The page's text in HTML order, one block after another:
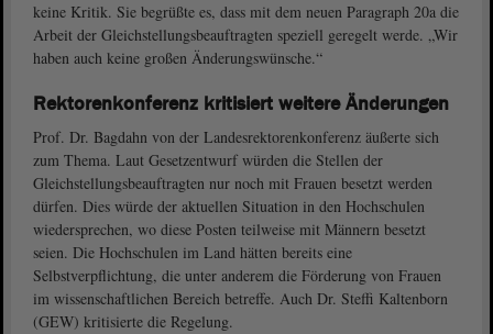
keine Kritik. Sie begrüßte es, dass mit dem neuen Paragraph 20a die
Arbeit der Gleichstellungsbeauftragten speziell geregelt werde. „Wir
haben auch keine großen Änderungswünsche.“
Rektorenkonferenz kritisiert weitere Änderungen
Prof. Dr. Bagdahn von der Landesrektorenkonferenz äußerte sich
zum Thema. Laut Gesetzentwurf würden die Stellen der
Gleichstellungsbeauftragten nur noch mit Frauen besetzt werden
dürfen. Dies würde der aktuellen Situation in den Hochschulen
wiedersprechen, wo diese Posten teilweise mit Männern besetzt
seien. Die Hochschulen im Land hätten bereits eine
Selbstverpflichtung, die unter anderem die Förderung von Frauen
im wissenschaftlichen Bereich betreffe. Auch Dr. Steffi Kaltenborn
(GEW) kritisierte die Regelung.